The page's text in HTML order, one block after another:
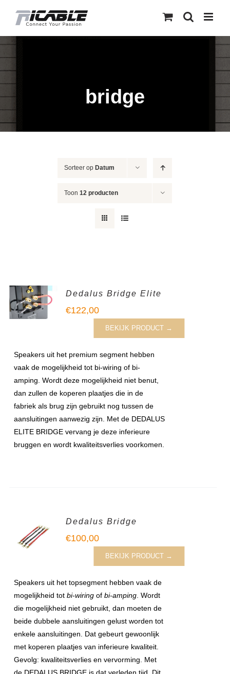
bridge
Sorteer opDatum
Toon12 producten
Dedalus Bridge Elite
€122,00
BEKIJK PRODUCT →
Speakers uit het premium segment hebben
vaak de mogelijkheid tot bi-wiring of bi-
amping. Wordt deze mogelijkheid niet benut,
dan zullen de koperen plaatjes die in de
fabriek als brug zijn gebruikt nog tussen de
aansluitingen aanwezig zijn. Met de DEDALUS
ELITE BRIDGE vervang je deze inferieure
bruggen en wordt kwaliteitsverlies voorkomen.
Dedalus Bridge
€100,00
BEKIJK PRODUCT →
Speakers uit het topsegment hebben vaak de
mogelijkheid tot bi-wiringof bi-amping. Wordt
die mogelijkheid niet gebruikt, dan moeten de
beide dubbele aansluitingen gelust worden tot
enkele aansluitingen. Dat gebeurt gewoonlijk
met koperen plaatjes van inferieure kwaliteit.
Gevolg: kwaliteitsverlies en vervorming. Met
de DEDALUS BRIDGE is dat verleden tijd. Dit